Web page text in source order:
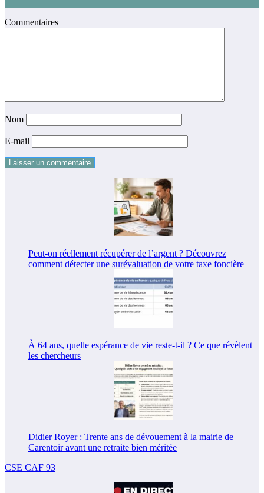
Commentaires
Nom
E-mail
Peut-on réellement récupérer de l’argent ? Découvrez
comment détecter une surévaluation de votre taxe foncière
À 64 ans, quelle espérance de vie reste-t-il ? Ce que révèlent
les chercheurs
Didier Royer : Trente ans de dévouement à la mairie de
Carentoir avant une retraite bien méritée
CSE CAF 93